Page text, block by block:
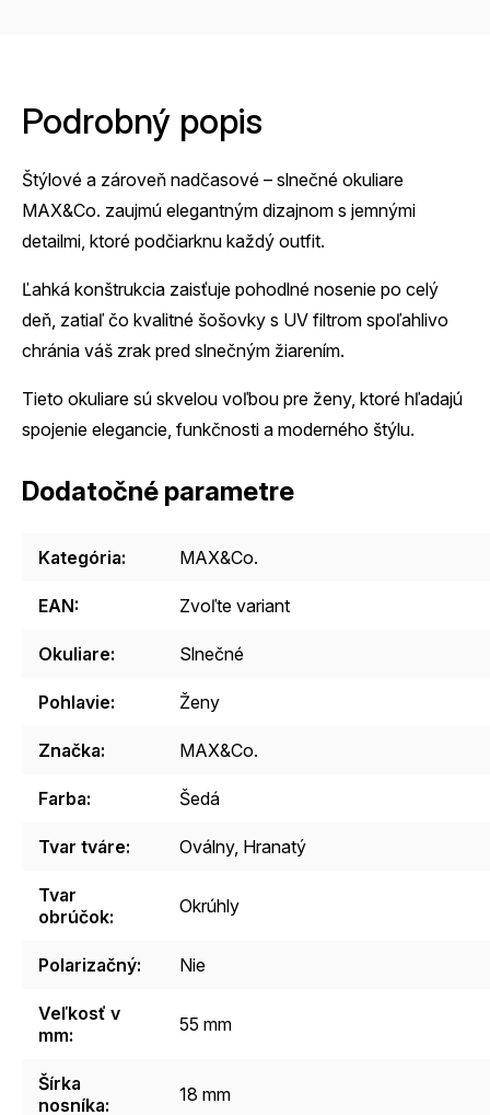
Podrobný popis
Štýlové a zároveň nadčasové – slnečné okuliare
MAX&Co. zaujmú elegantným dizajnom s jemnými
detailmi, ktoré podčiarknu každý outfit.
Ľahká konštrukcia zaisťuje pohodlné nosenie po celý
deň, zatiaľ čo kvalitné šošovky s UV filtrom spoľahlivo
chránia váš zrak pred slnečným žiarením.
Tieto okuliare sú skvelou voľbou pre ženy, ktoré hľadajú
spojenie elegancie, funkčnosti a moderného štýlu.
Dodatočné parametre
Kategória: MAX&Co.
EAN: Zvoľte variant
Okuliare: Slnečné
Pohlavie: Ženy
Značka: MAX&Co.
Farba: Šedá
Tvar tváre: Oválny, Hranatý
Tvar
obrúčok: Okrúhly
Polarizačný: Nie
Veľkosť v
mm: 55 mm
Šírka
nosníka: 18 mm